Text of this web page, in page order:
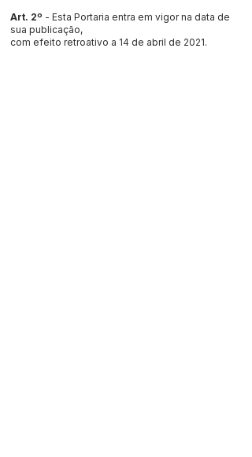
Art. 2º - Esta Portaria entra em vigor na data de
sua publicação,
com efeito retroativo a 14 de abril de 2021.